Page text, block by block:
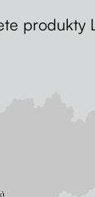
produkty